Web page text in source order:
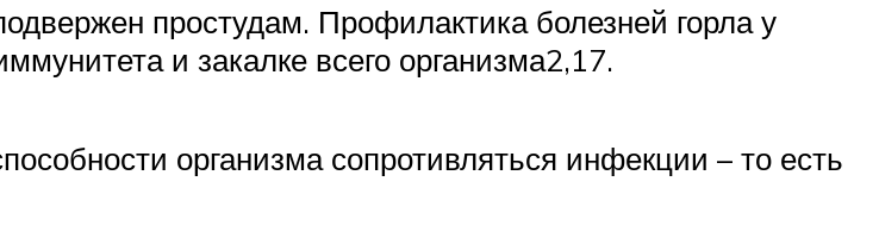
простудам. Профилактика болезней горла у
и закалке всего организма2,17.
организма сопротивляться инфекции – то есть